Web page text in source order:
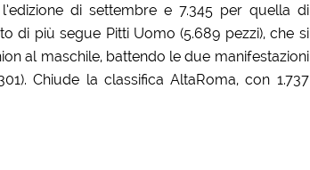
di settembre e 7.345 per quella di
di più segue Pitti Uomo (5.689 pezzi), che si
al maschile, battendo le due manifestazioni
Chiude la classifica AltaRoma, con 1.737